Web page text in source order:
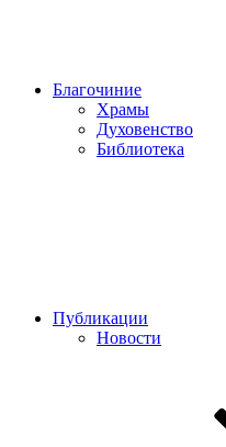
Благочиние
Храмы
Духовенство
Библиотека
Публикации
Новости